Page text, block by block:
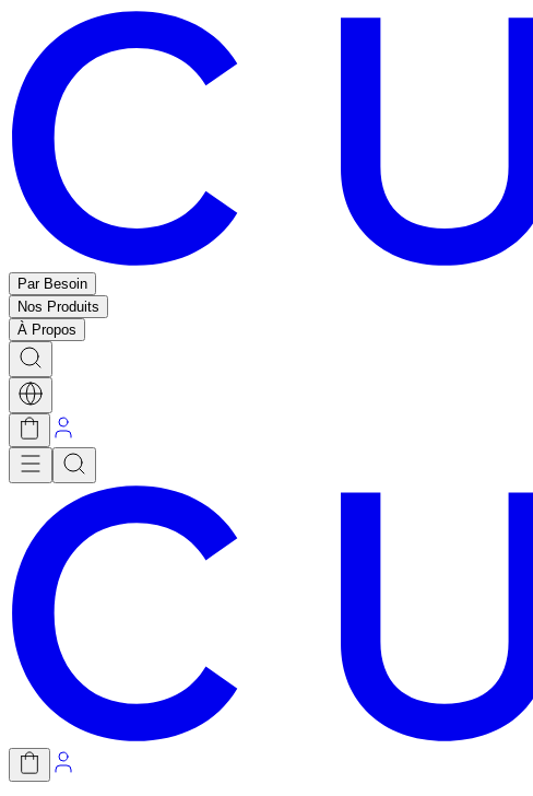
Par Besoin
Nos Produits
À Propos